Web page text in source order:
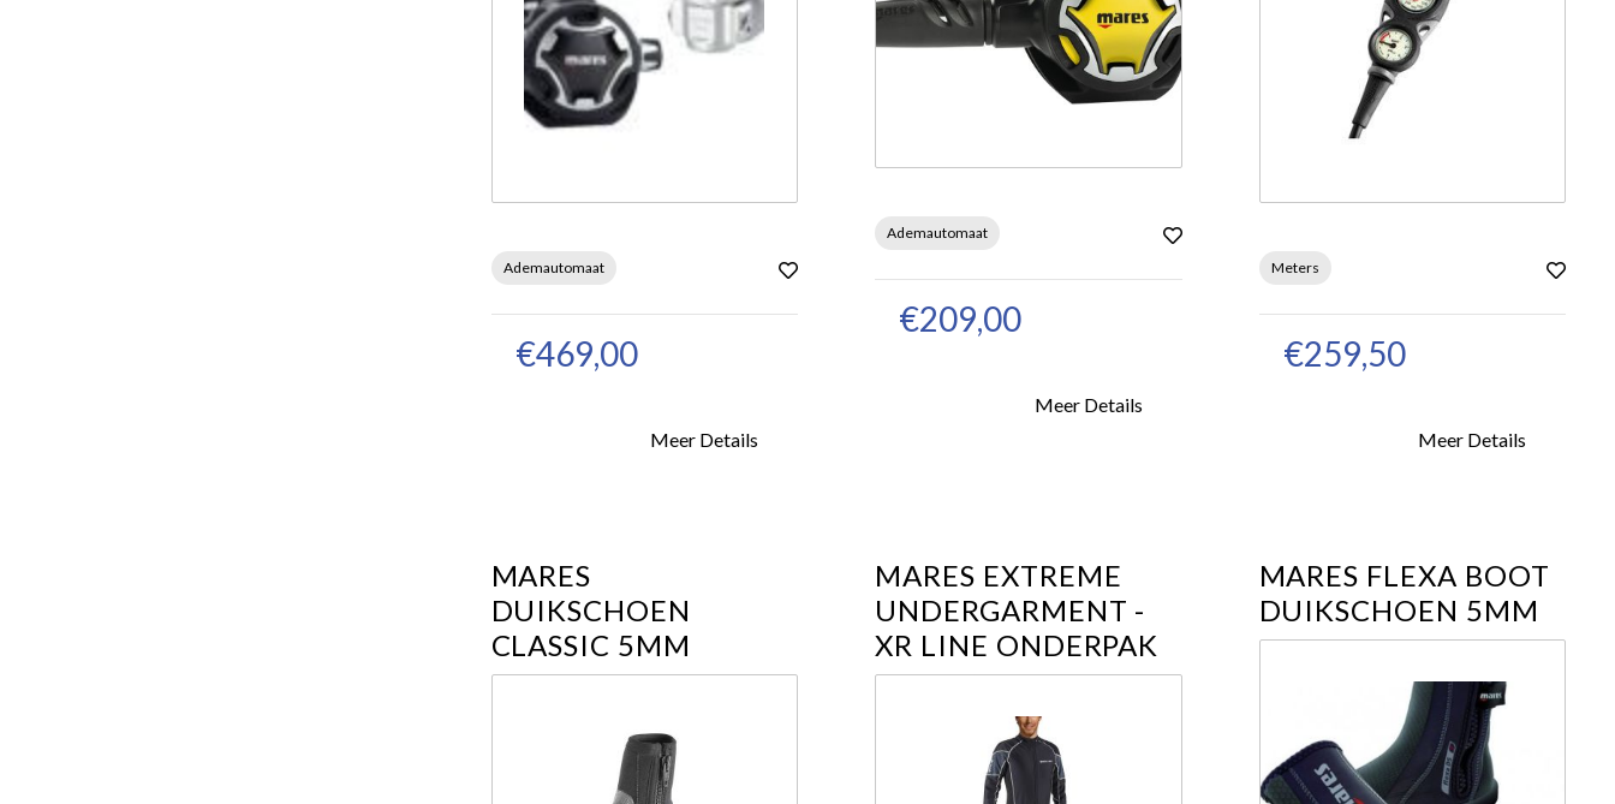
Ademautomaat
€469,00
Meer Details
Ademautomaat
€209,00
Meer Details
Meters
€259,50
Meer Details
MARES
DUIKSCHOEN
CLASSIC 5MM
MARES EXTREME
UNDERGARMENT -
XR LINE ONDERPAK
MARES FLEXA BOOT
DUIKSCHOEN 5MM